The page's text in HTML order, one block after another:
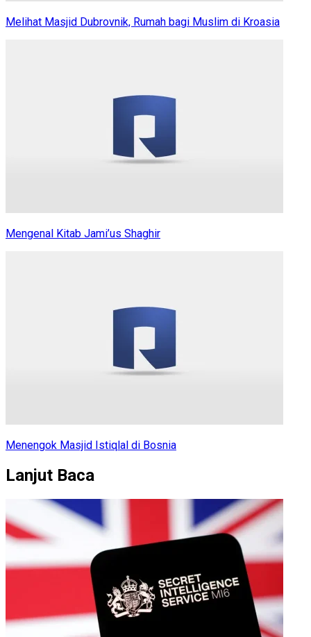
Melihat Masjid Dubrovnik, Rumah bagi Muslim di Kroasia
Mengenal Kitab Jami’us Shaghir
Menengok Masjid Istiqlal di Bosnia
Lanjut Baca